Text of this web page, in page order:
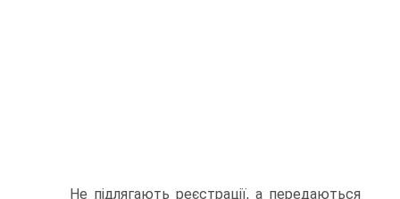
Не підлягають реєстрації, а передаються